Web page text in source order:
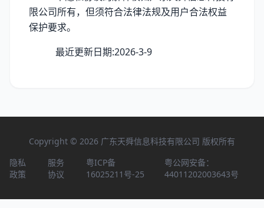
限公司所有，但须符合法律法规及用户合法权益
保护要求。
最近更新日期:2026-3-9
Copyright © 2026 广东天舜信息科技有限公司 版权所有
隐私
政策
服务
协议
粤ICP备
16025211号-25
粤公网安备：
44011202003643号